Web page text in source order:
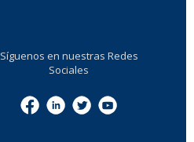
Síguenos en nuestras Redes
Sociales